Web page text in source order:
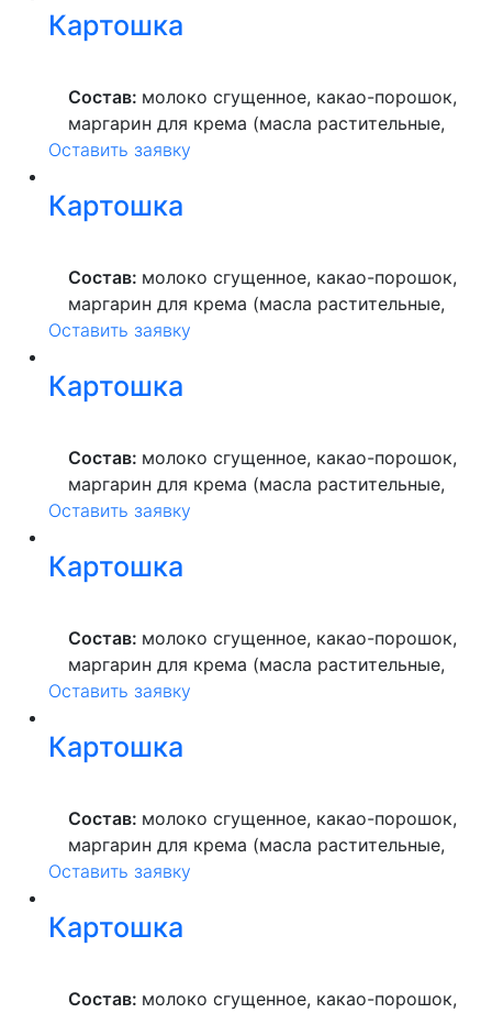
Картошка
Состав: молоко сгущенное, какао-порошок,
маргарин для крема (масла растительные,
вода питьевая, сахар, ароматизатор,
высшего сорта, продукты яичные, масло
растительное, пекарский порошок, молоко
Оставить заявку
Картошка
Состав: молоко сгущенное, какао-порошок,
маргарин для крема (масла растительные,
вода питьевая, сахар, ароматизатор,
высшего сорта, продукты яичные, масло
растительное, пекарский порошок, молоко
Оставить заявку
Картошка
Состав: молоко сгущенное, какао-порошок,
маргарин для крема (масла растительные,
вода питьевая, сахар, ароматизатор,
высшего сорта, продукты яичные, масло
растительное, пекарский порошок, молоко
Оставить заявку
Картошка
Состав: молоко сгущенное, какао-порошок,
маргарин для крема (масла растительные,
вода питьевая, сахар, ароматизатор,
высшего сорта, продукты яичные, масло
растительное, пекарский порошок, молоко
Оставить заявку
Картошка
Состав: молоко сгущенное, какао-порошок,
маргарин для крема (масла растительные,
вода питьевая, сахар, ароматизатор,
высшего сорта, продукты яичные, масло
растительное, пекарский порошок, молоко
Оставить заявку
Картошка
Состав: молоко сгущенное, какао-порошок,